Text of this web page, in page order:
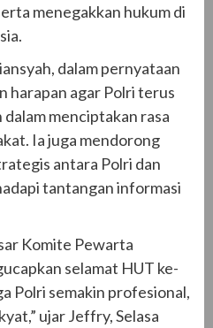
menegakkan hukum di
dalam pernyataan
harapan agar Polri terus
menciptakan rasa
Ia juga mendorong
antara Polri dan
tantangan informasi
Komite Pewarta
selamat HUT ke-
Polri semakin profesional,
ujar Jeffry, Selasa